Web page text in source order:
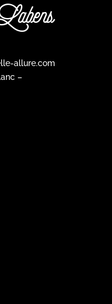
allure.com
–